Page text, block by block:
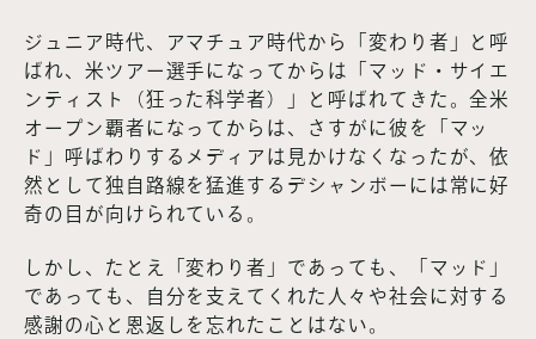
ジュニア時代、アマチュア時代から「変わり者」と呼
ばれ、米ツアー選手になってからは「マッド・サイエ
ンティスト（狂った科学者）」と呼ばれてきた。全米
オープン覇者になってからは、さすがに彼を「マッ
ド」呼ばわりするメディアは見かけなくなったが、依
然として独自路線を猛進するデシャンボーには常に好
奇の目が向けられている。
しかし、たとえ「変わり者」であっても、「マッド」
であっても、自分を支えてくれた人々や社会に対する
感謝の心と恩返しを忘れたことはない。